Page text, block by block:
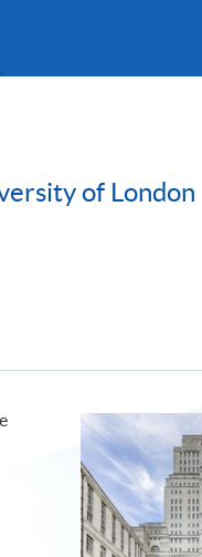
of London